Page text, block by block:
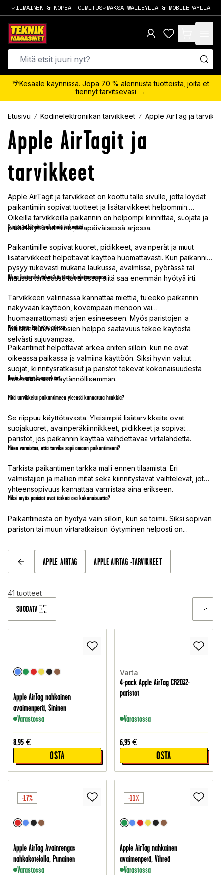
ILMAINEN & NOPEA TOIMITUS MAKSA WALLEYLLA & MOBILEPAYLLA
items in cart,
🌴Kesäale käynnissä. Jopa 70 % alennusta tuotteista, joita et
tiennyt tarvitsevasi →
Etusivu Kodinelektroniikan tarvikkeet Apple AirTag ja
Apple AirTagit ja
tarvikkeet
Apple AirTagit ja tarvikkeet on koottu tälle sivulle, jotta löydät
paikantimiin sopivat tuotteet ja lisätarvikkeet helpommin.
Oikeilla tarvikkeilla paikannin on helpompi kiinnittää, suojata ja
pitää käyttövalmiina jokapäiväisessä arjessa.
Suojaa ja kiinnitä paikannin järkevästi
Paikantimille sopivat kuoret, pidikkeet, avainperät ja muut
lisätarvikkeet helpottavat käyttöä huomattavasti. Kun paikannin
pysyy tukevasti mukana laukussa, avaimissa, pyörässä tai
muussa tärkeässä tavarassa, siitä saa enemmän hyötyä irti.
Oikea lisätarvike tekee käytöstä huolettomampaa
Tarvikkeen valinnassa kannattaa miettiä, tuleeko paikannin
näkyvään käyttöön, kovempaan menoon vai
huomaamattomasti arjen esineeseen. Myös paristojen ja
muiden kuluvien osien helppo saatavuus tekee käytöstä
selvästi sujuvampaa.
Pieni tuote, iso hyöty arjessa
Paikantimet helpottavat arkea eniten silloin, kun ne ovat
oikeassa paikassa ja valmiina käyttöön. Siksi hyvin valitut
suojat, kiinnitysratkaisut ja paristot tekevät kokonaisuudesta
huomattavasti käytännöllisemmän.
Usein kysytyt kysymykset
Mitä tarvikkeita paikantimeen yleensä kannattaa hankkia?
Se riippuu käyttötavasta. Yleisimpiä lisätarvikkeita ovat
suojakuoret, avainperäkiinnikkeet, pidikkeet ja sopivat
paristot, jos paikannin käyttää vaihdettavaa virtalähdettä.
Miten varmistan, että tarvike sopii omaan paikantimeeni?
Tarkista paikantimen tarkka malli ennen tilaamista. Eri
valmistajien ja mallien mitat sekä kiinnitystavat vaihtelevat, joten
yhteensopivuus kannattaa varmistaa aina erikseen.
Miksi myös paristot ovat tärkeä osa kokonaisuutta?
Paikantimesta on hyötyä vain silloin, kun se toimii. Siksi sopivan
pariston tai muun virtaratkaisun löytyminen helposti on
TAKAISIN
APPLE AIRTAG APPLE AIRTAG -TARVIKKEET
SUODATA
41 tuotteet
Apple AirTag nahkainen
avaimenperä, Sininen
Varastossa
8,95 €
OSTA
Varta
4-pack Apple AirTag CR2032-
paristot
Varastossa
6,95 €
OSTA
-17%
Apple AirTag Avainrengas
nahkakotelolla, Punainen
Varastossa
-11%
Apple AirTag nahkainen
avaimenperä, Vihreä
Varastossa